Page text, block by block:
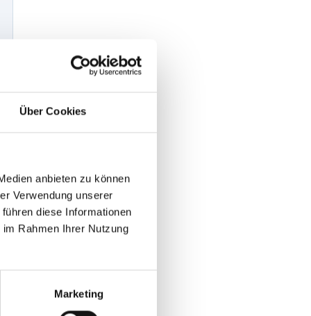
Über Cookies
anbieten zu können
Verwendung unserer
diese Informationen
Rahmen Ihrer Nutzung
Marketing